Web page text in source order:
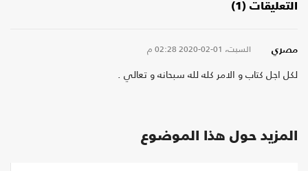
التعليقات (1)
مصري السبت، 01-02-2020 02:28 م
لكل اجل كتاب و الامر كله لله سبحانه و تعالي .
المزيد حول هذا الموضوع